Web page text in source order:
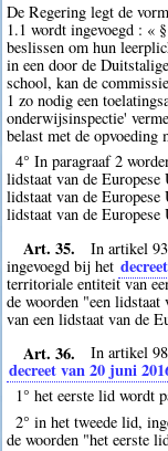
De Regering legt de
1.1 wordt ingevoegd : «
beslissen om hun
in een door de
school, kan de
1 zo nodig een
onderwijsinspectie'
belast met de opvoeding
4° In paragraaf 2
lidstaat van de
lidstaat van de
lidstaat van de Europese
Art. 35.
In artikel
ingevoegd bij het
territoriale entiteit van
de woorden "een
van een lidstaat van de
Art. 36. In artikel
decreet van 20 juni
1° het eerste lid wordt
2° in het tweede lid,
de woorden "het eerste